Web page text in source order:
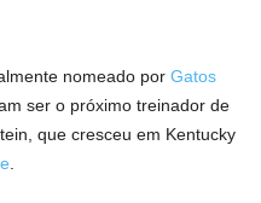
nomeado por Gatos
ser o próximo treinador de
que cresceu em Kentucky